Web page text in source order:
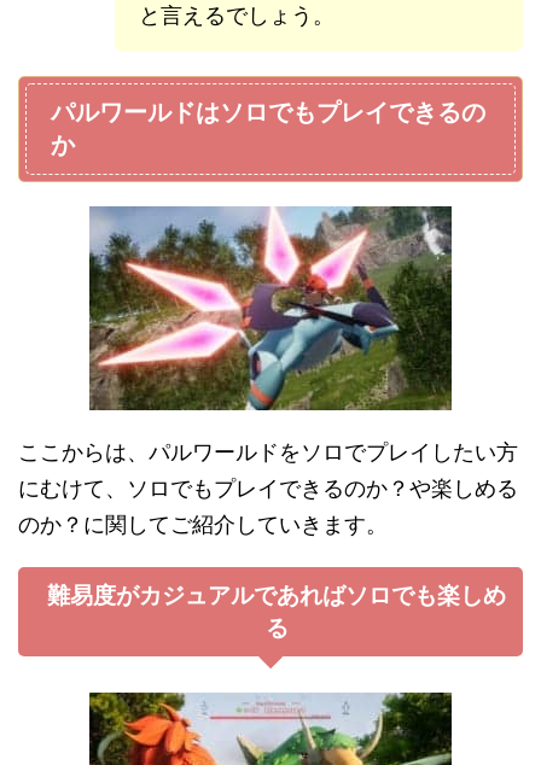
と言えるでしょう。
パルワールドはソロでもプレイできるの
か
ここからは、パルワールドをソロでプレイしたい方
にむけて、ソロでもプレイできるのか？や楽しめる
のか？に関してご紹介していきます。
難易度がカジュアルであればソロでも楽しめ
る